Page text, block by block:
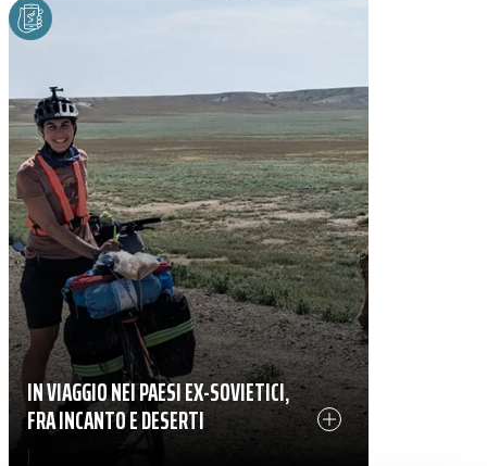
IN VIAGGIO NEI PAESI EX-SOVIETICI,
FRA INCANTO E DESERTI